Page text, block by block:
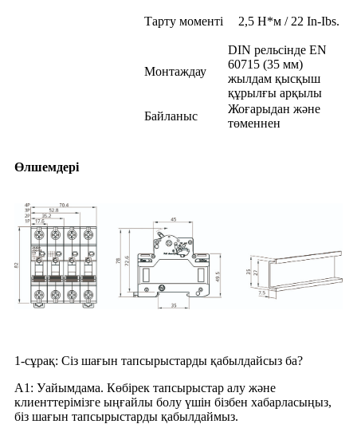
Тарту моменті 2,5 Н*м / 22 In-Ibs.
Монтаждау
DIN рельсінде EN
60715 (35 мм)
жылдам қысқыш
құрылғы арқылы
Байланыс
Жоғарыдан және
төменнен
Өлшемдері
1-сұрақ: Сіз шағын тапсырыстарды қабылдайсыз ба?
A1: Уайымдама. Көбірек тапсырыстар алу және
клиенттерімізге ыңғайлы болу үшін бізбен хабарласыңыз,
біз шағын тапсырыстарды қабылдаймыз.